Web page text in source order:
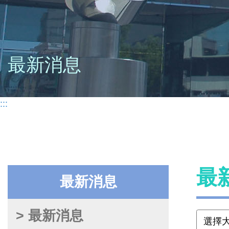
最新消息
:::
最新消息
> 最新消息
最